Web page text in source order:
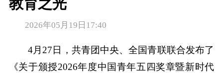
教育之光
2026年05月19日17:40
4月27日，共青团中央、全国青联联合发布了
《关于颁授2026年度中国青年五四奖章暨新时代